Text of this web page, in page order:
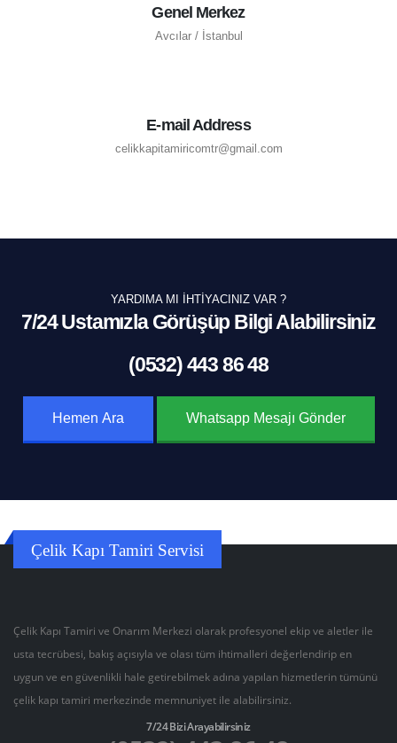
Genel Merkez
Avcılar / İstanbul
E-mail Address
celikkapitamiricomtr@gmail.com
YARDIMA MI İHTIYACINIZ VAR ?
7/24 Ustamızla Görüşüp Bilgi Alabilirsiniz
(0532) 443 86 48
Hemen Ara Whatsapp Mesajı Gönder
Çelik Kapı Tamiri Servisi
Çelik Kapı Tamiri ve Onarım Merkezi olarak profesyonel ekip ve aletler ile
usta tecrübesi, bakış açısıyla ve olası tüm ihtimalleri değerlendirip en
uygun ve en güvenlikli hale getirebilmek adına yapılan hizmetlerin tümünü
çelik kapı tamiri merkezinde memnuniyet ile alabilirsiniz.
7/24 Bizi Arayabilirsiniz